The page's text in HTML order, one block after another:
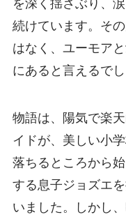
を深く揺さぶり、
続けています。そ
はなく、ユーモア
にあると言えるでし
物語は、陽気で楽
イドが、美しい小
落ちるところから
する息子ジョズエ
いました。しかし